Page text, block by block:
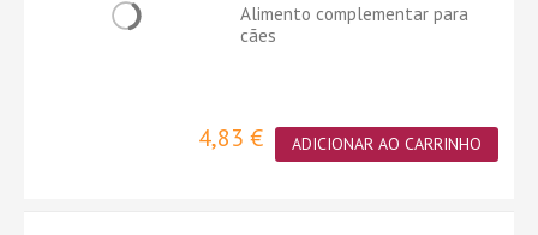
Alimento complementar para
cães
4,83 € ADICIONAR AO CARRINHO